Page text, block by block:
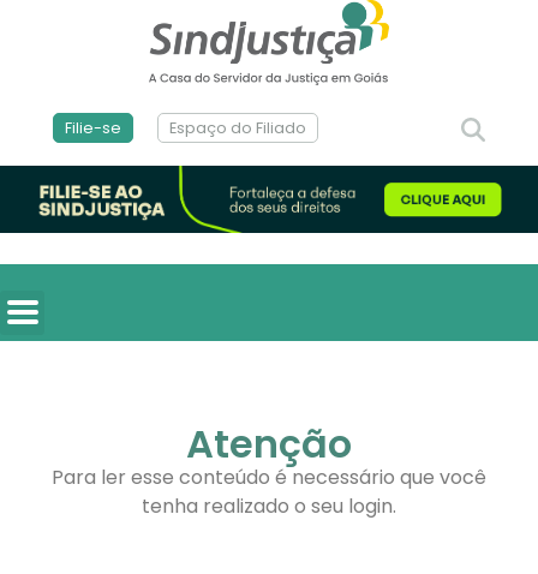
Filie-se Espaço do Filiado
Atenção
Para ler esse conteúdo é necessário que você
tenha realizado o seu login.